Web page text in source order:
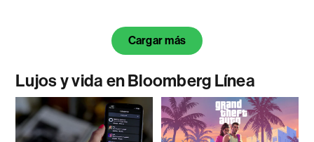
Cargar más
Lujos y vida en Bloomberg Línea